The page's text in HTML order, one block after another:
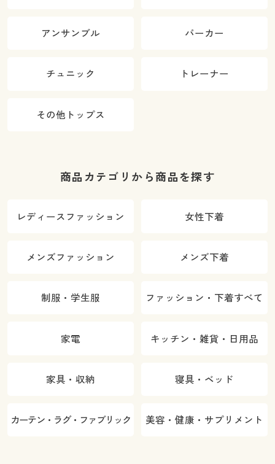
アンサンブル パーカー
チュニック トレーナー
その他トップス
商品カテゴリから商品を探す
レディースファッション 女性下着
メンズファッション メンズ下着
制服・学生服 ファッション・下着すべて
家電 キッチン・雑貨・日用品
家具・収納 寝具・ベッド
カーテン・ラグ・ファブリック 美容・健康・サプリメント